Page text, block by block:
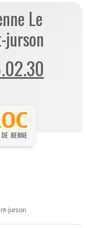
Le
jurson